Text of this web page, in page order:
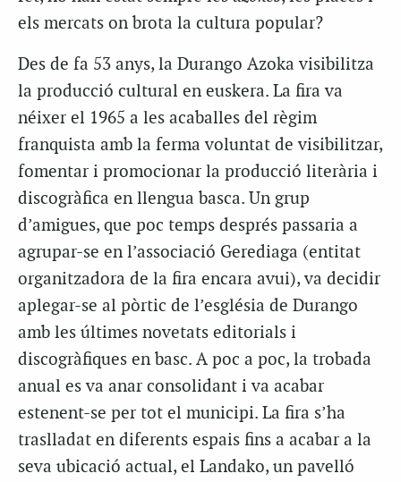
els mercats on brota la cultura popular?
Des de fa 53 anys, la Durango Azoka visibilitza
la producció cultural en euskera. La fira va
néixer el 1965 a les acaballes del règim
franquista amb la ferma voluntat de visibilitzar,
fomentar i promocionar la producció literària i
discogràfica en llengua basca. Un grup
d’amigues, que poc temps després passaria a
agrupar-se en l’associació Gerediaga (entitat
organitzadora de la fira encara avui), va decidir
aplegar-se al pòrtic de l’església de Durango
amb les últimes novetats editorials i
discogràfiques en basc. A poc a poc, la trobada
anual es va anar consolidant i va acabar
estenent-se per tot el municipi. La fira s’ha
traslladat en diferents espais fins a acabar a la
seva ubicació actual, el Landako, un pavelló